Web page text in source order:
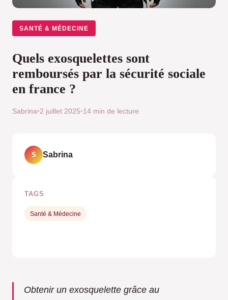
SANTÉ & MÉDECINE
Quels exosquelettes sont
remboursés par la sécurité sociale
en france ?
Sabrina•2 juillet 2025•14 min de lecture
Obtenir un exosquelette grâce au
S Sabrina
TAGS
Santé & Médecine